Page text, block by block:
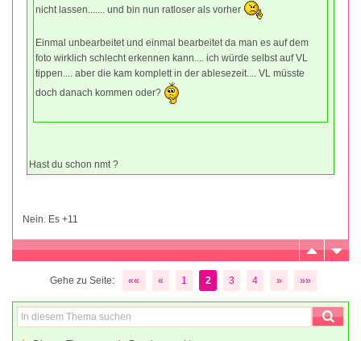
nicht lassen....... und bin nun ratloser als vorher
Einmal unbearbeitet und einmal bearbeitet da man es auf dem
foto wirklich schlecht erkennen kann.... ich würde selbst auf VL
tippen.... aber die kam komplett in der ablesezeit.... VL müsste
doch danach kommen oder?
Hast du schon nmt ?
Nein. Es +11
Gehe zu Seite: «« « 1 2 3 4 » »»